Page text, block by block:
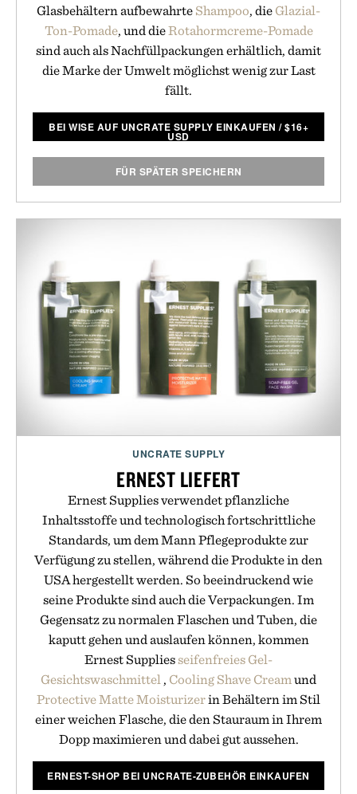
Glasbehältern aufbewahrte Shampoo, die Glazial-
Ton-Pomade, und dieRotahormcreme-Pomade
sind auch als Nachfüllpackungen erhältlich, damit
die Marke der Umwelt möglichst wenig zur Last
fällt.
BEI WISE AUF UNCRATE SUPPLY EINKAUFEN /$16+
USD
FÜR SPÄTER SPEICHERN
UNCRATE SUPPLY
ERNEST LIEFERT
Ernest Supplies verwendet pflanzliche
Inhaltsstoffe und technologisch fortschrittliche
Standards, um dem Mann Pflegeprodukte zur
Verfügung zu stellen, während die Produkte in den
USA hergestellt werden. So beeindruckend wie
seine Produkte sind auch die Verpackungen. Im
Gegensatz zu normalen Flaschen und Tuben, die
kaputt gehen und auslaufen können, kommen
Ernest Suppliesseifenfreies Gel-
Gesichtswaschmittel , Cooling Shave Cream und
Protective Matte Moisturizerin Behältern im Stil
einer weichen Flasche, die den Stauraum in Ihrem
Dopp maximieren und dabei gut aussehen.
ERNEST-SHOP BEI UNCRATE-ZUBEHÖR EINKAUFEN